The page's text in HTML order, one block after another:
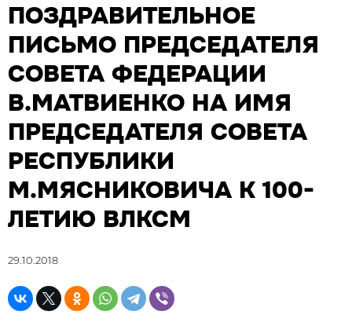
ПОЗДРАВИТЕЛЬНОЕ
ПИСЬМО ПРЕДСЕДАТЕЛЯ
СОВЕТА ФЕДЕРАЦИИ
В.МАТВИЕНКО НА ИМЯ
ПРЕДСЕДАТЕЛЯ СОВЕТА
РЕСПУБЛИКИ
М.МЯСНИКОВИЧА К 100-
ЛЕТИЮ ВЛКСМ
29.10.2018